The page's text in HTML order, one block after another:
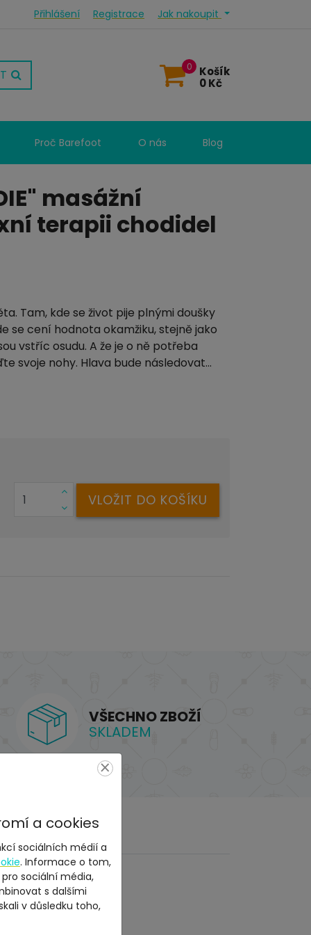
Přihlášení Registrace Jak nakoupit
0
Košík
0 Kč
Proč Barefoot O nás Blog
masážní
terapii chodidel
Tam, kde se život pije plnými doušky
se cení hodnota okamžiku, stejně jako
vstříc osudu. A že je o ně potřeba
svoje nohy. Hlava bude následovat...
VLOŽIT DO KOŠÍKU
VŠECHNO ZBOŽÍ
SKLADEM
×
a cookies
sociálních médií a
. Informace o tom,
sociální média,
s dalšími
v důsledku toho,